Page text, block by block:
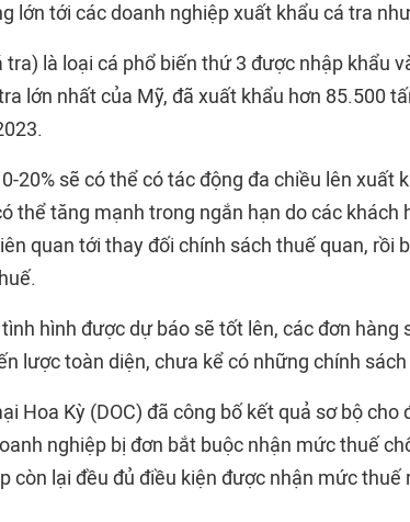
lớn tới các doanh nghiệp xuất khẩu cá tra
tra) là loại cá phổ biến thứ 3 được nhập khẩu
lớn nhất của Mỹ, đã xuất khẩu hơn 85.500
20% sẽ có thể có tác động đa chiều lên xuất
thể tăng mạnh trong ngắn hạn do các khách
quan tới thay đối chính sách thuế quan, rồi
tình hình được dự báo sẽ tốt lên, các đơn hàng
lược toàn diện, chưa kể có những chính
Hoa Kỳ (DOC) đã công bố kết quả sơ bộ cho
nghiệp bị đơn bắt buộc nhận mức thuế
còn lại đều đủ điều kiện được nhận mức thuế